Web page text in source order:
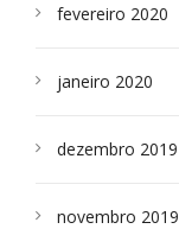
fevereiro 2020
janeiro 2020
dezembro 2019
novembro 2019